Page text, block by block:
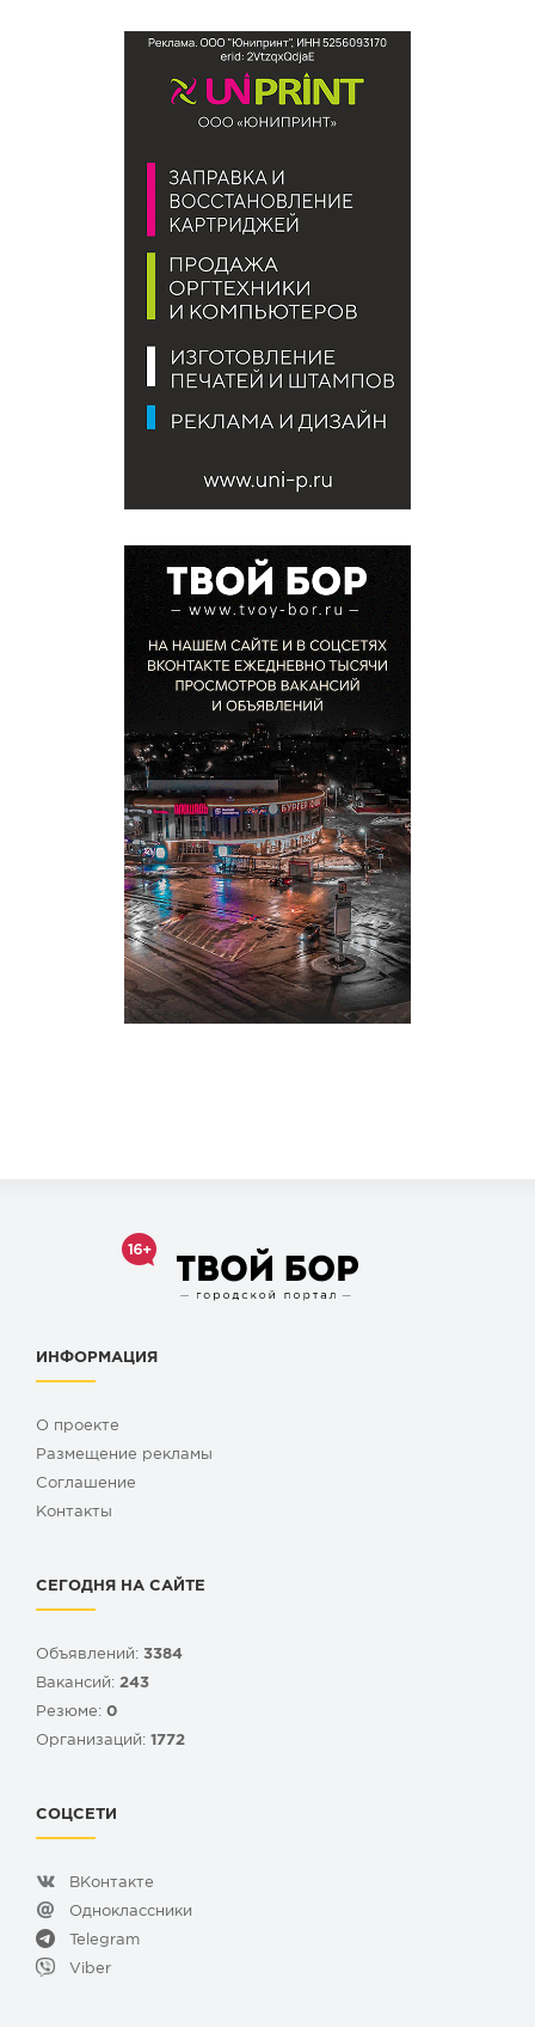
ИНФОРМАЦИЯ
О проекте
Размещение рекламы
Cоглашение
Контакты
СЕГОДНЯ НА САЙТЕ
Объявлений: 3384
Вакансий: 243
Резюме: 0
Организаций: 1772
СОЦСЕТИ
ВКонтакте
Одноклассники
Telegram
Viber